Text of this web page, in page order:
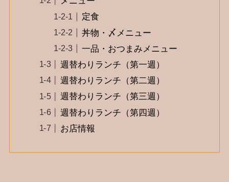
定食
丼物・〆メニュー
一品・おつまみメニュー
週替わりランチ（第一週）
週替わりランチ（第二週）
週替わりランチ（第三週）
週替わりランチ（第四週）
お店情報